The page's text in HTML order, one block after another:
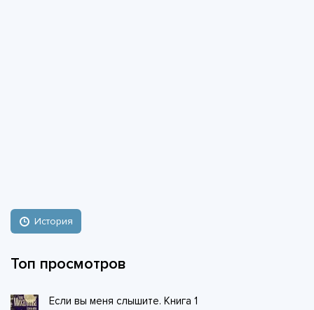
История
Топ просмотров
Если вы меня слышите. Книга 1